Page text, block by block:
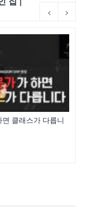
면 클래스가 다릅니